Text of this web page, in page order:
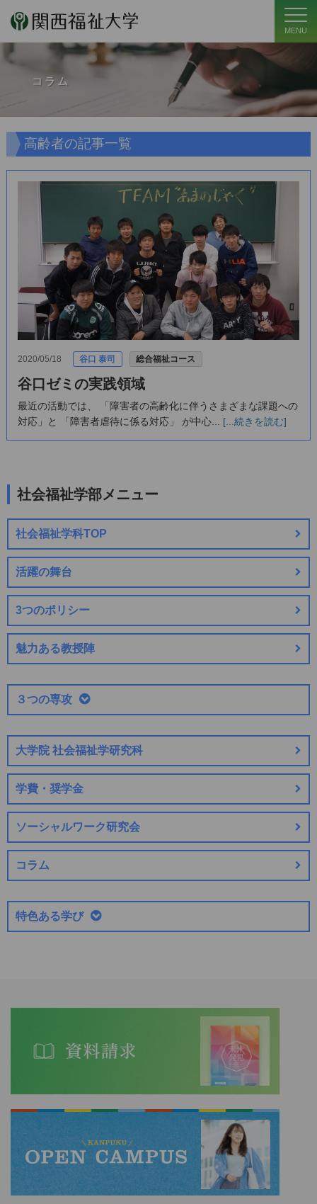
MENU
コラム
高齢者の記事一覧
2020/05/18 谷口 泰司 総合福祉コース
谷口ゼミの実践領域
最近の活動では、 「障害者の高齢化に伴うさまざまな課題への
対応」と 「障害者虐待に係る対応」 が中心... [...続きを読む]
社会福祉学部メニュー
社会福祉学科TOP
活躍の舞台
3つのポリシー
魅力ある教授陣
３つの専攻
大学院 社会福祉学研究科
学費・奨学金
ソーシャルワーク研究会
コラム
特色ある学び